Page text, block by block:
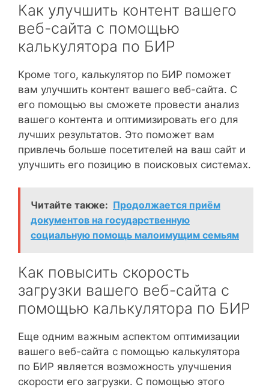
Как улучшить контент вашего
веб-сайта с помощью
калькулятора по БИР
Кроме того, калькулятор по БИР поможет
вам улучшить контент вашего веб-сайта. С
его помощью вы сможете провести анализ
вашего контента и оптимизировать его для
лучших результатов. Это поможет вам
привлечь больше посетителей на ваш сайт и
улучшить его позицию в поисковых системах.
Читайте также: Продолжается приём
документов на государственную
социальную помощь малоимущим семьям
Как повысить скорость
загрузки вашего веб-сайта с
помощью калькулятора по БИР
Еще одним важным аспектом оптимизации
вашего веб-сайта с помощью калькулятора
по БИР является возможность улучшения
скорости его загрузки. С помощью этого